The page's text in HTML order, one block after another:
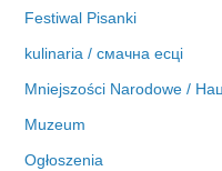
Festiwal Pisanki
kulinaria / смачна есці
Mniejszości Narodowe /
Muzeum
Ogłoszenia